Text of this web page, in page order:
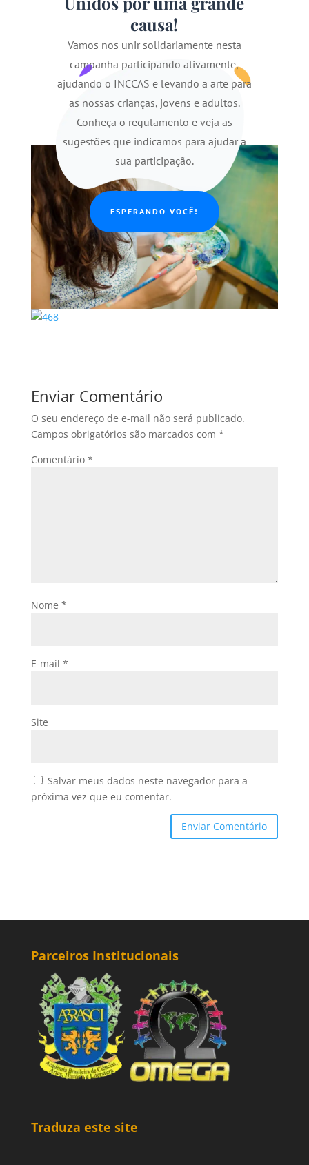
causa!
Vamos nos unir solidariamente nesta
campanha participando ativamente,
ajudando o INCCAS e levando a arte para
as nossas crianças, jovens e adultos.
Conheça o regulamento e veja as
sugestões que indicamos para ajudar a
sua participação.
ESPERANDO VOCÊ!
Enviar Comentário
O seu endereço de e-mail não será publicado.
Campos obrigatórios são marcados com *
Comentário *
Nome *
E-mail *
Site
Salvar meus dados neste navegador para a
próxima vez que eu comentar.
Parceiros Institucionais
Traduza este site